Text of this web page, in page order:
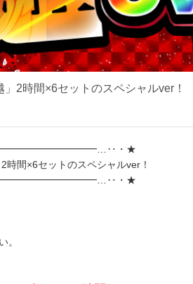
2時間×6セットのスペシャルver！
・★
時間×6セットのスペシャルver！
・★
。